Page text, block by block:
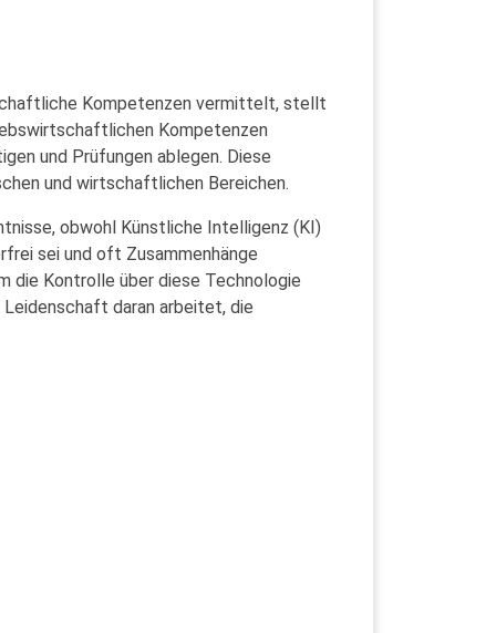
Kompetenzen vermittelt, stellt
Kompetenzen
und Prüfungen ablegen. Diese
und wirtschaftlichen Bereichen.
obwohl Künstliche Intelligenz (KI)
sei und oft Zusammenhänge
die Kontrolle über diese Technologie
daran arbeitet, die